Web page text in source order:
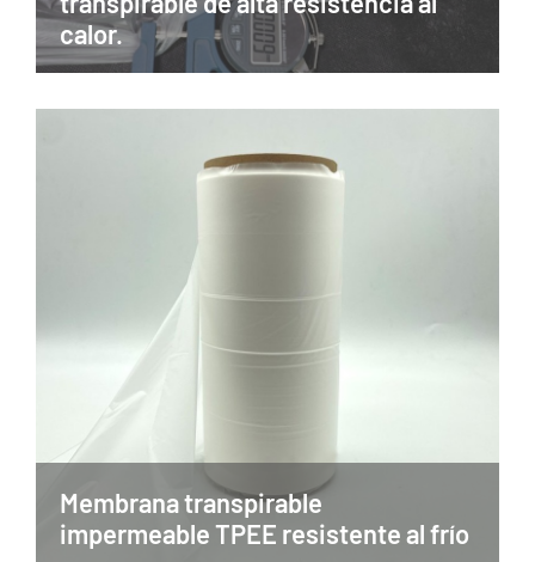
calor.
Membrana transpirable
impermeable TPEE resistente al frío